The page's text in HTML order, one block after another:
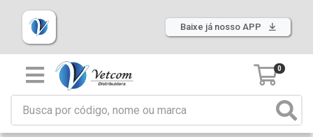
Baixe já nosso APP
0